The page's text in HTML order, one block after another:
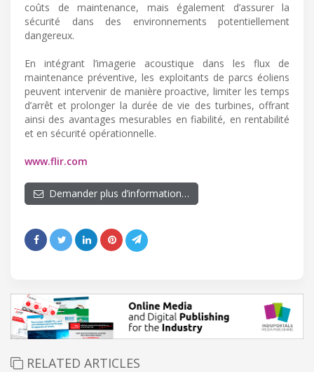
coûts de maintenance, mais également d’assurer la
sécurité dans des environnements potentiellement
dangereux.
En intégrant l’imagerie acoustique dans les flux de
maintenance préventive, les exploitants de parcs éoliens
peuvent intervenir de manière proactive, limiter les temps
d’arrêt et prolonger la durée de vie des turbines, offrant
ainsi des avantages mesurables en fiabilité, en rentabilité
et en sécurité opérationnelle.
www.flir.com
Demander plus d’information…
RELATED ARTICLES